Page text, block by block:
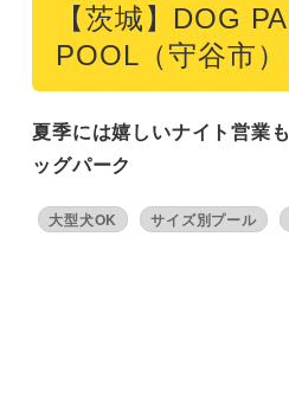
【茨城】DOG
POOL（守谷市）
夏季には嬉しいナイト営業
ッグパーク
大型犬OK サイズ別プール